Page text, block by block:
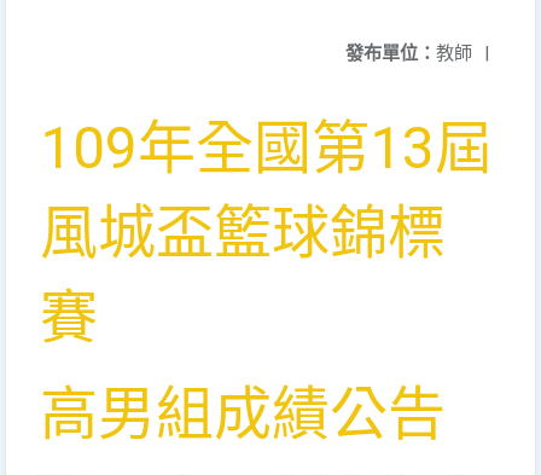
發布單位： 教師 |
109年全國第13屆
風城盃籃球錦標
賽
高男組成績公告